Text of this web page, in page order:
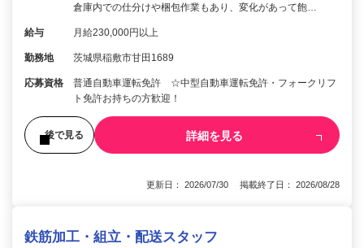
倉庫内での仕分けや梱包作業もあり、変化があって飽…
給与 月給230,000円以上
勤務地 茨城県稲敷市甘田1689
応募資格
普通自動車運転免許 ☆中型自動車運転免許・フォークリフ
ト免許お持ちの方歓迎！
後で見る 詳細を見る
更新日： 2026/07/30 掲載終了日： 2026/08/28
鉄筋加工・組立・配送スタッフ